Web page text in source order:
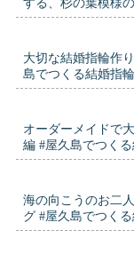
する、杉の葉模様
大切な結婚指輪作
島でつくる結婚指輪
オーダーメイドで
編 #屋久島でつく
海の向こうのお二
グ #屋久島でつく